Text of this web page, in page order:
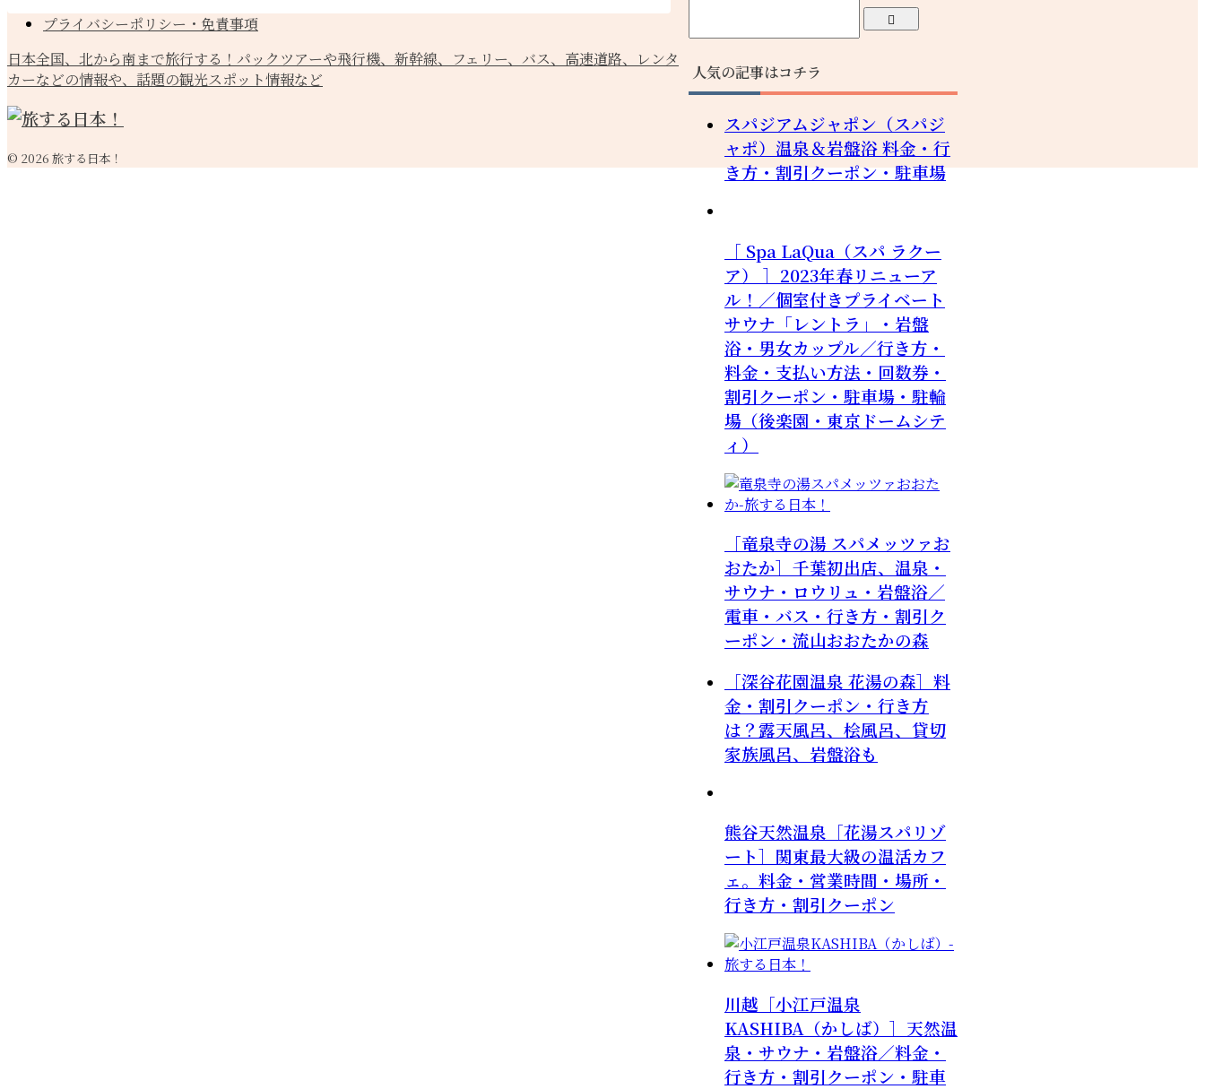
人気の記事はコチラ
スパジアムジャポン（スパジ
ャポ）温泉＆岩盤浴 料金・行
き方・割引クーポン・駐車場
［ Spa LaQua（スパ ラクー
ア） ］2023年春リニューア
ル！／個室付きプライベート
サウナ「レントラ」・岩盤
浴・男女カップル／行き方・
料金・支払い方法・回数券・
割引クーポン・駐車場・駐輪
場（後楽園・東京ドームシテ
ィ）
［竜泉寺の湯 スパメッツァお
おたか］千葉初出店、温泉・
サウナ・ロウリュ・岩盤浴／
電車・バス・行き方・割引ク
ーポン・流山おおたかの森
［深谷花園温泉 花湯の森］料
金・割引クーポン・行き方
は？露天風呂、桧風呂、貸切
家族風呂、岩盤浴も
熊谷天然温泉［花湯スパリゾ
ート］関東最大級の温活カフ
ェ。料金・営業時間・場所・
行き方・割引クーポン
川越［小江戸温泉
KASHIBA（かしば）］天然温
泉・サウナ・岩盤浴／料金・
行き方・割引クーポン・駐車
プライバシーポリシー・免責事項
日本全国、北から南まで旅行する！パックツアーや飛行機、新幹線、フェリー、バス、高速道路、レンタ
カーなどの情報や、話題の観光スポット情報など
© 2026 旅する日本！